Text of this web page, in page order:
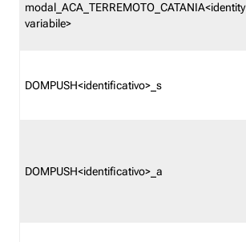
modal_ACA_TERREMOTO_CATANIA<identity
variabile>
DOMPUSH<identificativo>_s
DOMPUSH<identificativo>_a